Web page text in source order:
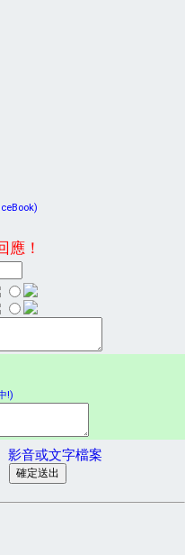
應！
!)
影音或文字檔案